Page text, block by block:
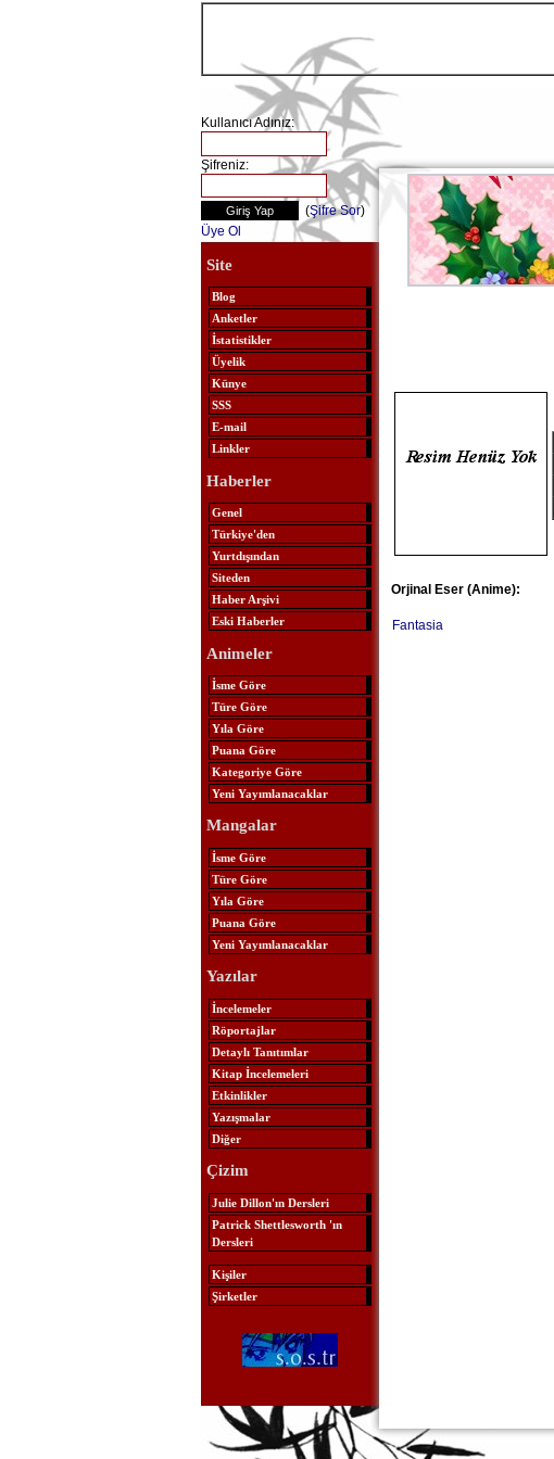
Kullanıcı Adınız:
Şifreniz:
(Şifre Sor)
Üye Ol
Site
Blog
Anketler
İstatistikler
Üyelik
Künye
SSS
E-mail
Linkler
Haberler
Genel
Türkiye'den
Yurtdışından
Siteden
Haber Arşivi
Eski Haberler
Animeler
İsme Göre
Türe Göre
Yıla Göre
Puana Göre
Kategoriye Göre
Yeni Yayımlanacaklar
Mangalar
İsme Göre
Türe Göre
Yıla Göre
Puana Göre
Yeni Yayımlanacaklar
Yazılar
İncelemeler
Röportajlar
Detaylı Tanıtımlar
Kitap İncelemeleri
Etkinlikler
Yazışmalar
Diğer
Çizim
Julie Dillon'ın Dersleri
Patrick Shettlesworth 'ın
Dersleri
Kişiler
Şirketler
Orjinal Eser (Anime):
Fantasia